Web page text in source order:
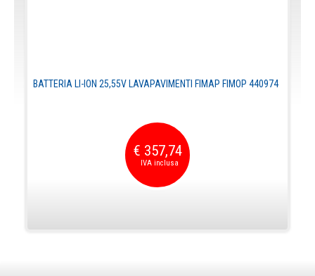
BATTERIA LI-ION 25,55V LAVAPAVIMENTI FIMAP FIMOP 440974
€ 357,74